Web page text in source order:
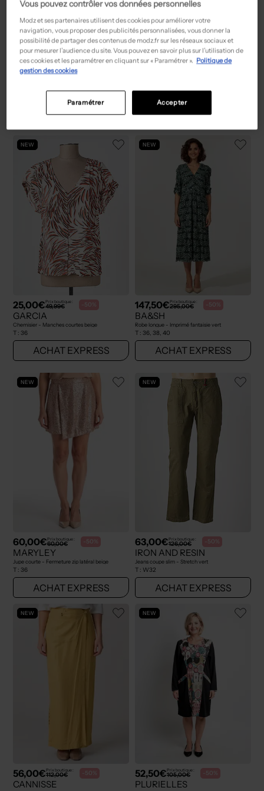
34,50€Prix boutique :
69,00€
Blazer - Poches marron
ACHAT EXPRESS
Pull - Tissage chiné bleu
ACHAT EXPRESS
NEW
25,00€Prix boutique :
49,99€ -50%
GARCIA
Chemisier - Manches courtes beige
T : 36
ACHAT EXPRESS
NEW
147,50€Prix boutique :
295,00€ -50%
BA&SH
Robe longue - Imprimé fantaisie vert
T : 36, 38, 40
ACHAT EXPRESS
NEW
60,00€Prix boutique :
60,00€ -50%
MARYLEY
Jupe courte - Fermeture zip latéral beige
T : 36
ACHAT EXPRESS
NEW
63,00€Prix boutique :
126,00€ -50%
IRON AND RESIN
Jeans coupe slim - Stretch vert
T : W32
ACHAT EXPRESS
NEW
56,00€Prix boutique :
112,00€ -50%
CANNISSE
NEW
52,50€Prix boutique :
105,00€ -50%
PLURIELLES
Vous pouvez contrôler vos données personnelles
Modz et ses partenaires utilisent des cookies pour améliorer votre
navigation, vous proposer des publicités personnalisées, vous donner la
possibilité de partager des contenus de modz.fr sur les réseaux sociaux et
pour mesurer l’audience du site. Vous pouvez en savoir plus sur l’utilisation de
ces cookies et les paramétrer en cliquant sur « Paramétrer ». Politique de
gestion des cookies
Accepter
Paramétrer